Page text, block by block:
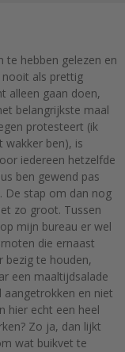
te hebben gelezen en
als prettig
alleen gaan doen,
belangrijkste maal
protesteert (ik
wakker ben), is
iedereen hetzelfde
ben gewend pas
De stap om dan nog
zo groot. Tussen
mijn bureau er wel
die ernaast
bezig te houden,
een maaltijdsalade
en niet
hier echt een heel
Zo ja, dan lijkt
wat buikvet te